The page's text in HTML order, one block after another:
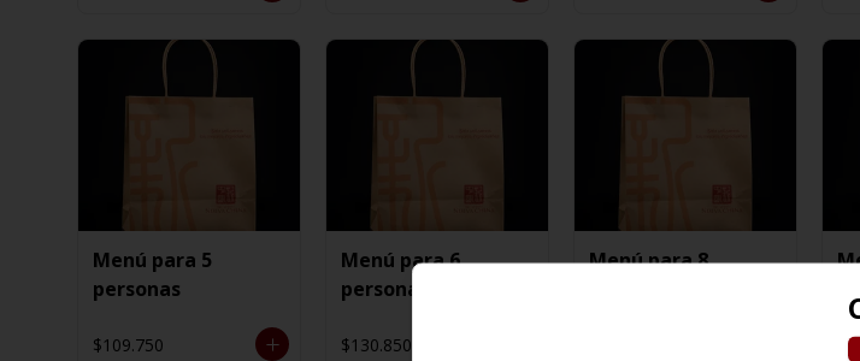
Menú para 5
personas
$109.750
Menú para 6
personas
$130.850
Menú para 8